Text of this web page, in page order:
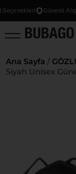
Güvenli
Ana Sayfa /
Siyah Unisex